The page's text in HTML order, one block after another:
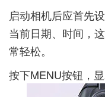
启动相机后应首先
当前日期、时间，
常轻松。
按下MENU按钮，